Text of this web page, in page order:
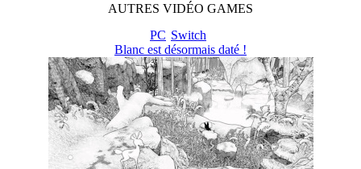
AUTRES VIDÉO GAMES
PC Switch
Blanc est désormais daté !